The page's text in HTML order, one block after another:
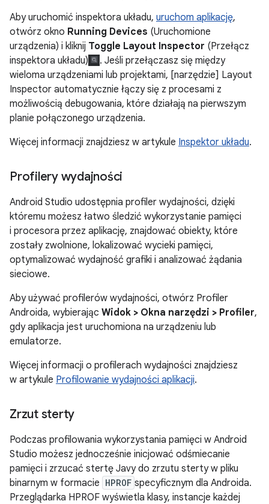
Aby uruchomić inspektora układu, uruchom aplikację,
otwórz okno Running Devices (Uruchomione
urządzenia) i kliknij Toggle Layout Inspector (Przełącz
inspektora układu)
. Jeśli przełączasz się między
wieloma urządzeniami lub projektami, [narzędzie] Layout
Inspector automatycznie łączy się z procesami z
możliwością debugowania, które działają na pierwszym
planie połączonego urządzenia.
Więcej informacji znajdziesz w artykule Inspektor układu.
Profilery wydajności
Android Studio udostępnia profiler wydajności, dzięki
któremu możesz łatwo śledzić wykorzystanie pamięci
i procesora przez aplikację, znajdować obiekty, które
zostały zwolnione, lokalizować wycieki pamięci,
optymalizować wydajność grafiki i analizować żądania
sieciowe.
Aby używać profilerów wydajności, otwórz Profiler
Androida, wybierając Widok > Okna narzędzi > Profiler,
gdy aplikacja jest uruchomiona na urządzeniu lub
emulatorze.
Więcej informacji o profilerach wydajności znajdziesz
w artykule Profilowanie wydajności aplikacji.
Zrzut sterty
Podczas profilowania wykorzystania pamięci w Android
Studio możesz jednocześnie inicjować odśmiecanie
pamięci i zrzucać stertę Javy do zrzutu sterty w pliku
binarnym w formacie HPROF specyficznym dla Androida.
Przeglądarka HPROF wyświetla klasy, instancje każdej